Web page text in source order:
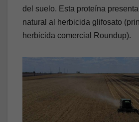
del suelo. Esta proteína
natural al herbicida glifosato
herbicida comercial Roundup).